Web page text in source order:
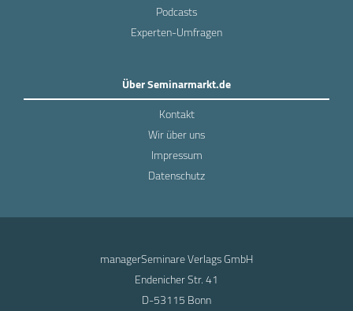
Podcasts
Experten-Umfragen
Über Seminarmarkt.de
Kontakt
Wir über uns
Impressum
Datenschutz
managerSeminare Verlags GmbH
Endenicher Str. 41
D-53115 Bonn